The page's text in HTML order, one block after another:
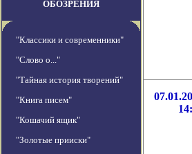
ОБОЗРЕНИЯ
"Классики и современники"
"Слово о..."
"Тайная история творений"
"Книга писем"
"Кошачий ящик"
"Золотые прииски"